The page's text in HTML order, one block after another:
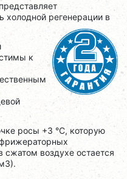
холодной регенерации в
к
росы +3 °C, которую
сжатом воздухе остается